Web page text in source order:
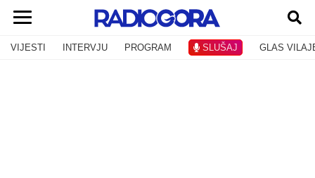
VIJESTI INTERVJU PROGRAM SLUŠAJ GLAS